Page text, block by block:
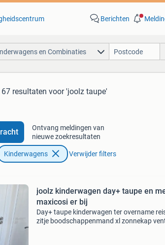
Berichten
en Combinaties
67 resultaten voor 'joolz taupe'
Ontvang meldingen van
nieuwe zoekresultaten
Kinderwagens Verwijder filters
joolz kinderwagen day+ taupe en
maxicosi er bij
Day+ taupe kinderwagen ter overname
zitje boodschappenmand xl zonnekap